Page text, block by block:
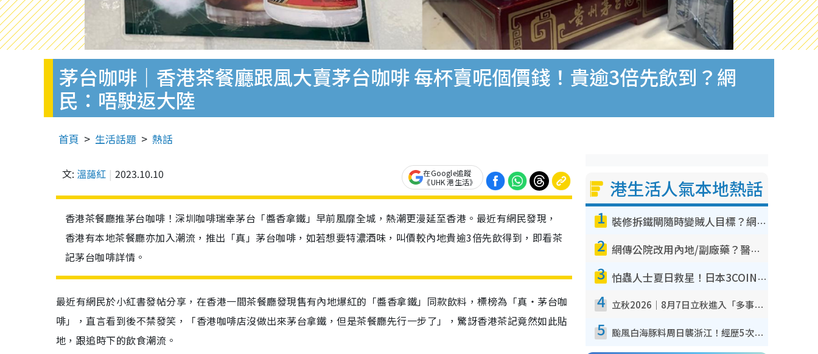
茅台咖啡｜香港茶餐廳跟風大賣茅台咖啡 每杯賣呢個價錢！貴逾3倍先飲到？網
民：唔駛返大陸
首頁 生活話題 熱話
文: 溫藹紅 2023.10.10
在Google追蹤
《UHK 港生活》
香港茶餐廳推茅台咖啡！深圳咖啡瑞幸茅台「醬香拿鐵」早前風靡全城，熱潮更漫延至香港。最近有網民發現，
香港有本地茶餐廳亦加入潮流，推出「真」茅台咖啡，如若想要特濃酒味，叫價較內地貴逾3倍先飲得到，即看茶
記茅台咖啡詳情。
最近有網民於小紅書發帖分享，在香港一間茶餐廳發現售有內地爆紅的「醬香拿鐵」同款飲料，標榜為「真‧茅台咖
啡」，直言看到後不禁發笑，「香港咖啡店沒做出來茅台拿鐵，但是茶餐廳先行一步了」，驚訝香港茶記竟然如此貼
地，跟追時下的飲食潮流。
港生活人氣本地熱話
1 裝修拆鐵閘隨時變賊人目標？網民揭2大關鍵用途：裝新式等於白裝？附新舊鐵閘分別
2 網傳公院改用內地/副廠藥？醫生拆解正副廠分別 揭4類人換藥隨時出事
3 怕蟲人士夏日救星！日本3COINS爆紅驅蟲神器$45起 1招「全程免觸碰」輕鬆搞定小強
4 立秋2026｜8月7日立秋進入「多事之秋」 3件事唔做得！專家教6招開運 清枱頭／銀包納氣接好運
5 颱風白海豚料周日襲浙江！經歷5次「眼牆置換」極罕見 成登陸內地最長途颱風